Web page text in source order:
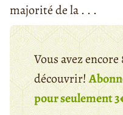
majorité de la . . .
Vous avez
découvrir!
pour seulement